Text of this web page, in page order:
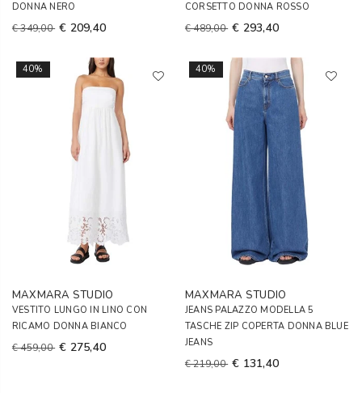
DONNA NERO
€ 349,00 € 209,40
CORSETTO DONNA ROSSO
€ 489,00 € 293,40
40%
MAXMARA STUDIO
VESTITO LUNGO IN LINO CON
RICAMO DONNA BIANCO
€ 459,00 € 275,40
40%
MAXMARA STUDIO
JEANS PALAZZO MODELLA 5
TASCHE ZIP COPERTA DONNA BLUE
JEANS
€ 219,00 € 131,40